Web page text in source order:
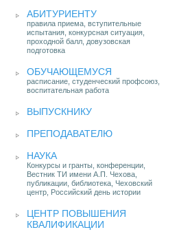
АБИТУРИЕНТУ
правила приема, вступительные
испытания, конкурсная ситуация,
проходной балл, довузовская
подготовка
ОБУЧАЮЩЕМУСЯ
расписание, студенческий профсоюз,
воспитательная работа
ВЫПУСКНИКУ
ПРЕПОДАВАТЕЛЮ
НАУКА
Конкурсы и гранты, конференции,
Вестник ТИ имени А.П. Чехова,
публикации, библиотека, Чеховский
центр, Российский день истории
ЦЕНТР ПОВЫШЕНИЯ
КВАЛИФИКАЦИИ